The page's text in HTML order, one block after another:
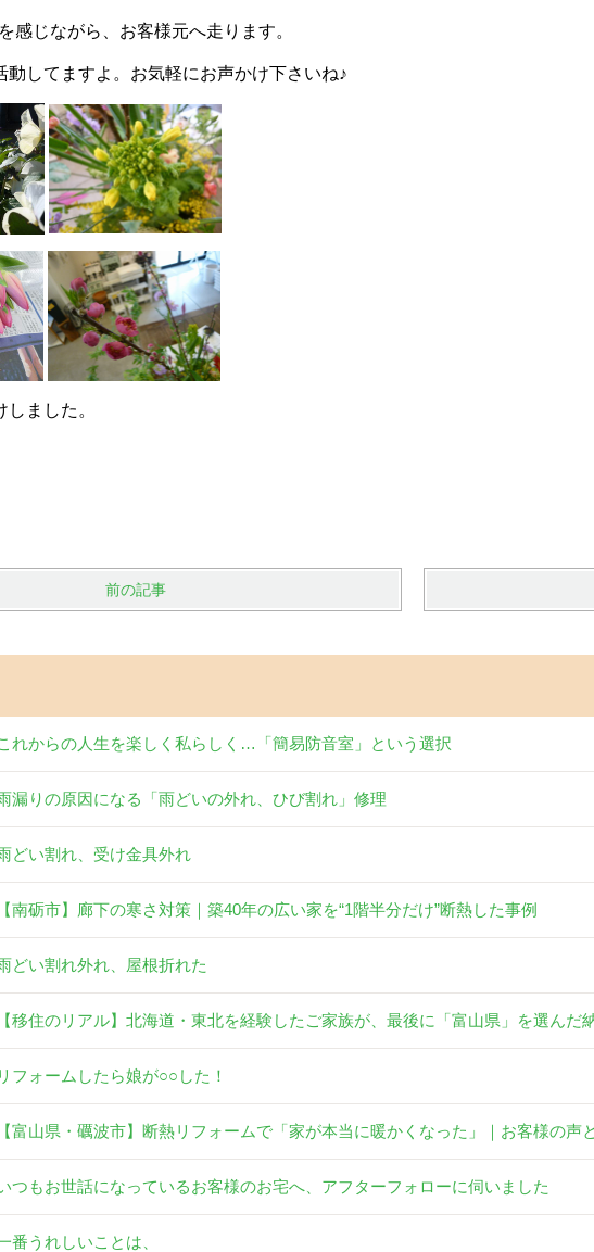
感じながら、お客様元へ走ります。
動してますよ。お気軽にお声かけ下さいね♪
ました。
前の記事
れからの人生を楽しく私らしく…「簡易防音室」という選択
漏りの原因になる「雨どいの外れ、ひび割れ」修理
どい割れ、受け金具外れ
【南砺市】廊下の寒さ対策｜築40年の広い家を“1階半分だけ”断熱した事例
どい割れ外れ、屋根折れた
【移住のリアル】北海道・東北を経験したご家族が、最後に「富山県」を選んだ
リフォームしたら娘が○○した！
【富山県・礪波市】断熱リフォームで「家が本当に暖かくなった」｜お客様の声
つもお世話になっているお客様のお宅へ、アフターフォローに伺いました
番うれしいことは、